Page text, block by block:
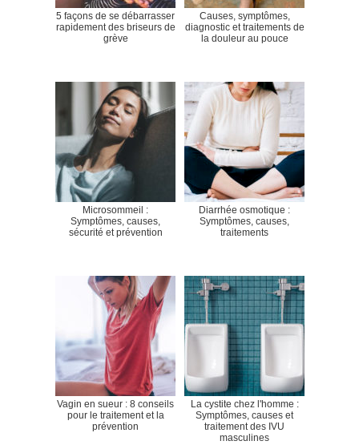
5 façons de se débarrasser
rapidement des briseurs de
grève
Causes, symptômes,
diagnostic et traitements de
la douleur au pouce
Microsommeil :
Symptômes, causes,
sécurité et prévention
Diarrhée osmotique :
Symptômes, causes,
traitements
Vagin en sueur : 8 conseils
pour le traitement et la
prévention
La cystite chez l'homme :
Symptômes, causes et
traitement des IVU
masculines